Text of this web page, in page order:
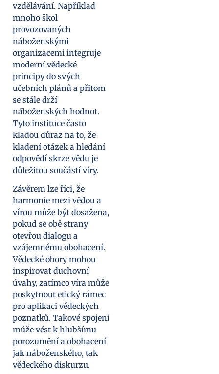
vzdělávání. Například
mnoho škol
provozovaných
náboženskými
organizacemi integruje
moderní vědecké
principy do svých
učebních plánů a přitom
se stále drží
náboženských hodnot.
Tyto instituce často
kladou důraz na to, že
kladení otázek a hledání
odpovědí skrze vědu je
důležitou součástí víry.
Závěrem lze říci, že
harmonie mezi vědou a
vírou může být dosažena,
pokud se obě strany
otevřou dialogu a
vzájemnému obohacení.
Vědecké obory mohou
inspirovat duchovní
úvahy, zatímco víra může
poskytnout etický rámec
pro aplikaci vědeckých
poznatků. Takové spojení
může vést k hlubšímu
porozumění a obohacení
jak náboženského, tak
vědeckého diskurzu.